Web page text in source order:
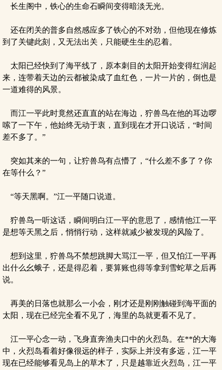
长生阁中，铁心的生命石瞬间变得暗淡无光。
还在闭关的普多自然感应多了铁心的不对劲，但他现在修炼
到了关键此刻，又无法出关，只能硬生生的忍着。
太阳已经快到了海平线了，原本刺目的太阳开始变得红润起
来，连带着天边的云都被染成了血红色，一片一片的，倒也是
一道难得的风景。
而江一平此时竟然还直直的站在海边，狞兽鸟在他的耳边啰
嗦了一下午，他始终无动于衷，直到现在才开口说话，“时间
差不多了。”
突如其来的一句，让狞兽鸟有点懵了，“什么差不多了？你
在等什么？”
“等天黑啊。”江一平随口说道。
狞兽鸟一听这话，瞬间明白江一平的意思了，感情他江一平
是想等天黑之后，悄悄行动，这样就减少被发现的风险了。
想到这里，狞兽鸟不禁想跳脚大骂江一平，但又怕江一平再
出什么幺蛾子，还是得忍着，要算账也得等拿到雪蛇草之后再
说。
再美的日落也就那么一小会，刚才还是刚刚触碰到海平面的
太阳，现在已经完全看不见了，海里的岛就更看不见了。
江一平心念一动，飞身直奔渔夫口中的火烈岛。在**的大海
中，火烈岛看着好像很远的样子，实际上并没有多远，江一平
现在已经能够看见岛上的草木了，只是越靠近火烈岛，江一平